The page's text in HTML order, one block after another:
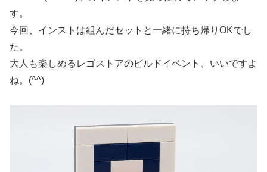
す。
今回、インストは組んだセットと一緒に持ち帰りOKでし
た。
大人も楽しめるレゴストアのビルドイベント、いいですよ
ね。(^^)